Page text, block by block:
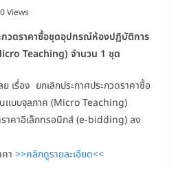
Views
กวดราคาซื้อชุดอุปกรณ์ห้องปฏิบัติการ
Teaching) จำนวน 1 ชุด
เรื่อง ยกเลิกประกาศประกวดราคาซื้อ
บบจุลภาค (Micro Teaching)
าคาอิเล็กทรอนิกส์ (e-bidding) ลง
า >>คลิกดูรายละเอียด<<